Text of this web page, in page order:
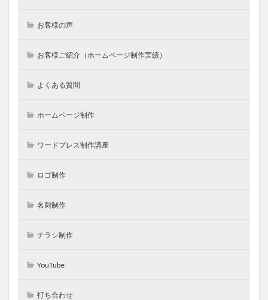
お客様の声
お客様ご紹介（ホームページ制作実績）
よくある質問
ホームページ制作
ワードプレス制作講座
ロゴ制作
名刺制作
チラシ制作
YouTube
打ち合わせ